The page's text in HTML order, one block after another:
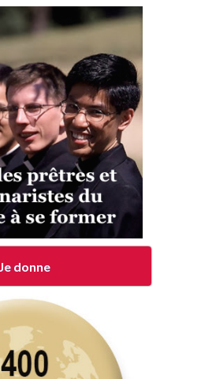
Je donne